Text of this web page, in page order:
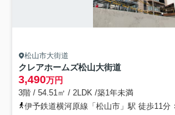
松山市大街道
クレアホームズ松山大街道
3,490万円
3階 / 54.51㎡ / 2LDK /築1年未満
伊予鉄道横河原線「松山市」駅 徒歩11分